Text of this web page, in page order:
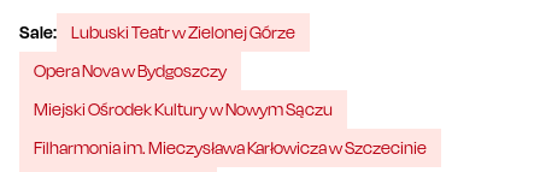
Sale:
Lubuski Teatr w Zielonej Górze
Opera Nova w Bydgoszczy
Miejski Ośrodek Kultury w Nowym Sączu
Filharmonia im. Mieczysława Karłowicza w Szczecinie